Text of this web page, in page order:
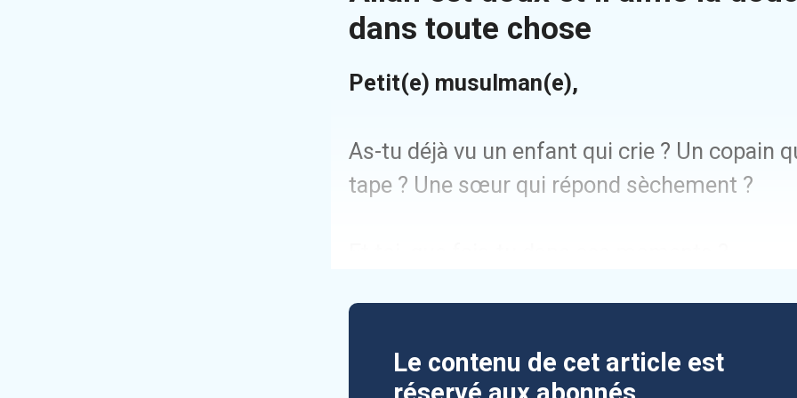
dans toute chose
Petit(e) musulman(e),
As-tu déjà vu un enfant qui crie ? Un copain
tape ? Une sœur qui répond sèchement ?
Le contenu de cet article est